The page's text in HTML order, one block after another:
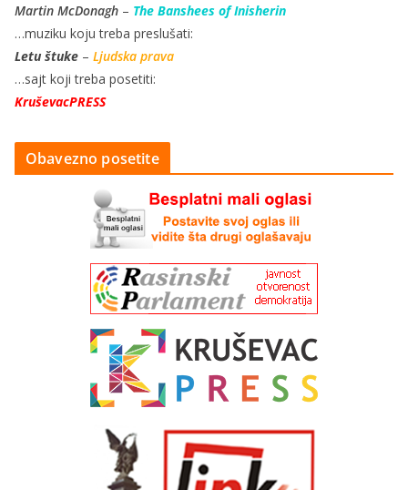
Martin McDonagh – The Banshees of Inisherin
…muziku koju treba preslušati:
Letu štuke – Ljudska prava
…sajt koji treba posetiti:
KruševacPRESS
Obavezno posetite